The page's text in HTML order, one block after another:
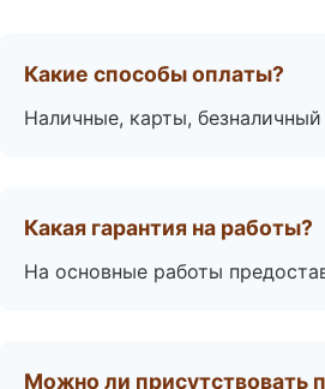
Какие способы оплаты?
Наличные, карты,
Какая гарантия на работы?
На основные работы
Можно ли присутствовать